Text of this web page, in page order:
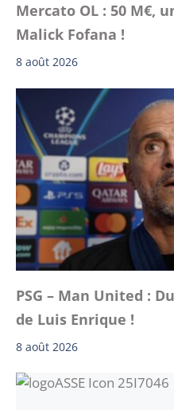
Mercato OL : 50 M€,
Malick Fofana !
8 août 2026
PSG – Man United :
de Luis Enrique !
8 août 2026